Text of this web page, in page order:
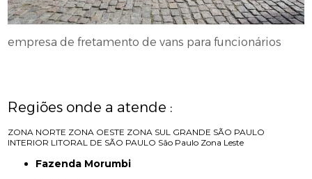
empresa de fretamento de vans para funcionários
Regiões onde a atende :
ZONA NORTE ZONA OESTE ZONA SUL GRANDE SÃO PAULO
INTERIOR LITORAL DE SÃO PAULO São Paulo Zona Leste
Fazenda Morumbi